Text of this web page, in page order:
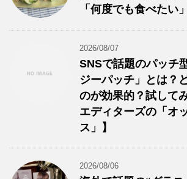
「何度でも食べたい」
2026/08/07
SNSで話題のパッチ
ジーパッチ」とは？
のが効果的？試して
エディターズの「オ
ス」】
2026/08/06